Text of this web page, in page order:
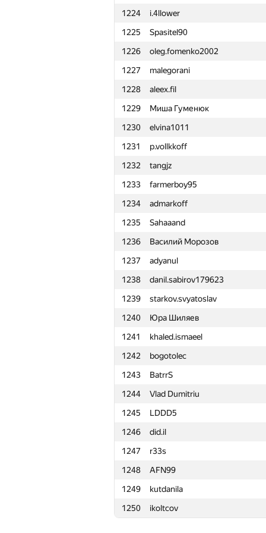
1224
i.4llower
1225
Spasitel90
1226
oleg.fomenko2002
1227
malegorani
1228
aleex.fil
1229
Миша Гуменюк
1230
elvina1011
1231
p.vollkkoff
1232
tangjz
1233
farmerboy95
1234
admarkoff
1235
Sahaaand
1236
Василий Морозов
1237
adyanul
1238
danil.sabirov179623
1239
starkov.svyatoslav
1240
Юра Шиляев
1241
khaled.ismaeel
1242
bogotolec
1243
BatrrS
1244
Vlad Dumitriu
1245
LDDD5
1246
did.il
1247
r33s
1248
AFN99
1249
kutdanila
1250
ikoltcov
1201 slav6302
1202
Anton Älgmyr
1203
Alex.PKZDL
1204
Görre Mörre
1205
Артём Чернов
1206
shadowatyy
1207
antonloskutov
1208
tossy310
1209
amolochko01
1210
Быстров Алексей
1211
waynetuinfor
1212
IlyaLos
1213
victoragnez
1214
Sina.Abbasi
1215
rmgatin
1216
kissed.code
1217
fcieagle93
1218
kamil111998
1219
versesrev
1220
aiyidogan
1221
BeatYiquan
1222
azatismagilov00
1223
arknave
1224
i.4llower
1225
Spasitel90
1226
oleg.fomenko2002
1227
malegorani